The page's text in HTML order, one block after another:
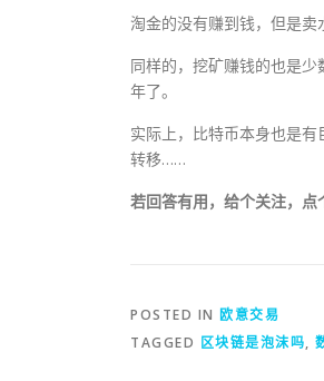
淘金的没有赚到钱，但是卖
同样的，挖矿赚钱的也是
年了。
实际上，比特币本身也是
转移……
若回答有用，给个关注，点
POSTED IN 欧意交易
TAGGED 区块链是泡沫吗,